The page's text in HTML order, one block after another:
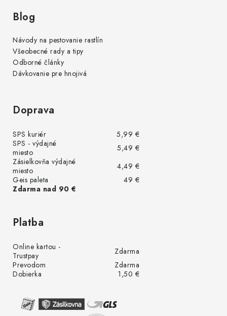
Blog
Návody na pestovanie rastlín
Všeobecné rady a tipy
Odborné články
Dávkovanie pre hnojivá
Doprava
SPS kuriér
5,99 €
SPS - výdajné
miesto
5,49 €
Zásielkovňa výdajné
miesto
4,49 €
Geis paleta
49 €
Zdarma nad 90 €
Platba
Online kartou -
Trustpay
Zdarma
Prevodom
Zdarma
Dobierka
1,50 €